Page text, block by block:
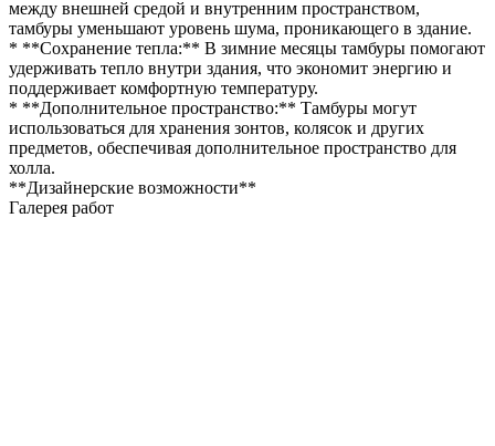
между внешней средой и внутренним пространством,
тамбуры уменьшают уровень шума, проникающего в здание.
* **Сохранение тепла:** В зимние месяцы тамбуры помогают
удерживать тепло внутри здания, что экономит энергию и
поддерживает комфортную температуру.
* **Дополнительное пространство:** Тамбуры могут
использоваться для хранения зонтов, колясок и других
предметов, обеспечивая дополнительное пространство для
холла.
**Дизайнерские возможности**
Галерея работ